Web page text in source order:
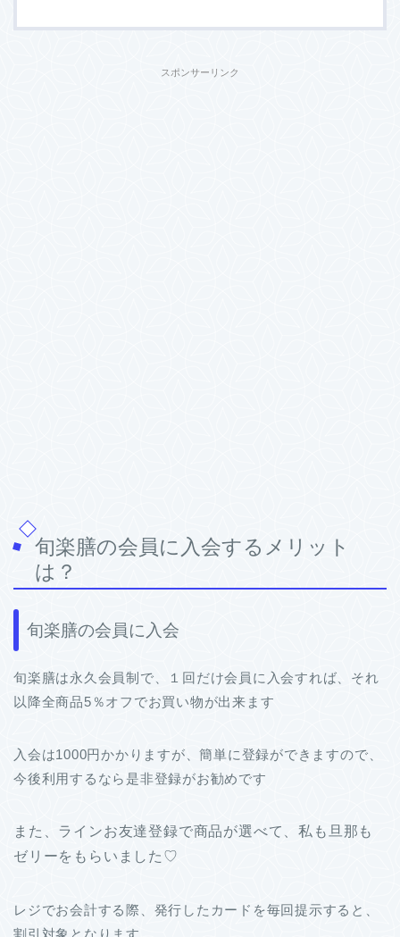
スポンサーリンク
旬楽膳の会員に入会するメリット
は？
旬楽膳の会員に入会
旬楽膳は永久会員制で、１回だけ会員に入会すれば、それ
以降全商品5％オフでお買い物が出来ます
入会は1000円かかりますが、簡単に登録ができますので、
今後利用するなら是非登録がお勧めです
また、ラインお友達登録で商品が選べて、私も旦那も
ゼリーをもらいました♡
レジでお会計する際、発行したカードを毎回提示すると、